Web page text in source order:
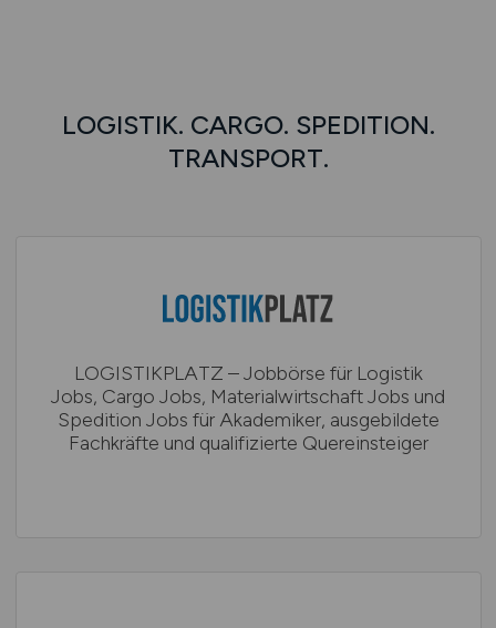
LOGISTIK. CARGO. SPEDITION.
TRANSPORT.
LOGISTIKPLATZ – Jobbörse für Logistik
Jobs, Cargo Jobs, Materialwirtschaft Jobs und
Spedition Jobs für Akademiker, ausgebildete
Fachkräfte und qualifizierte Quereinsteiger